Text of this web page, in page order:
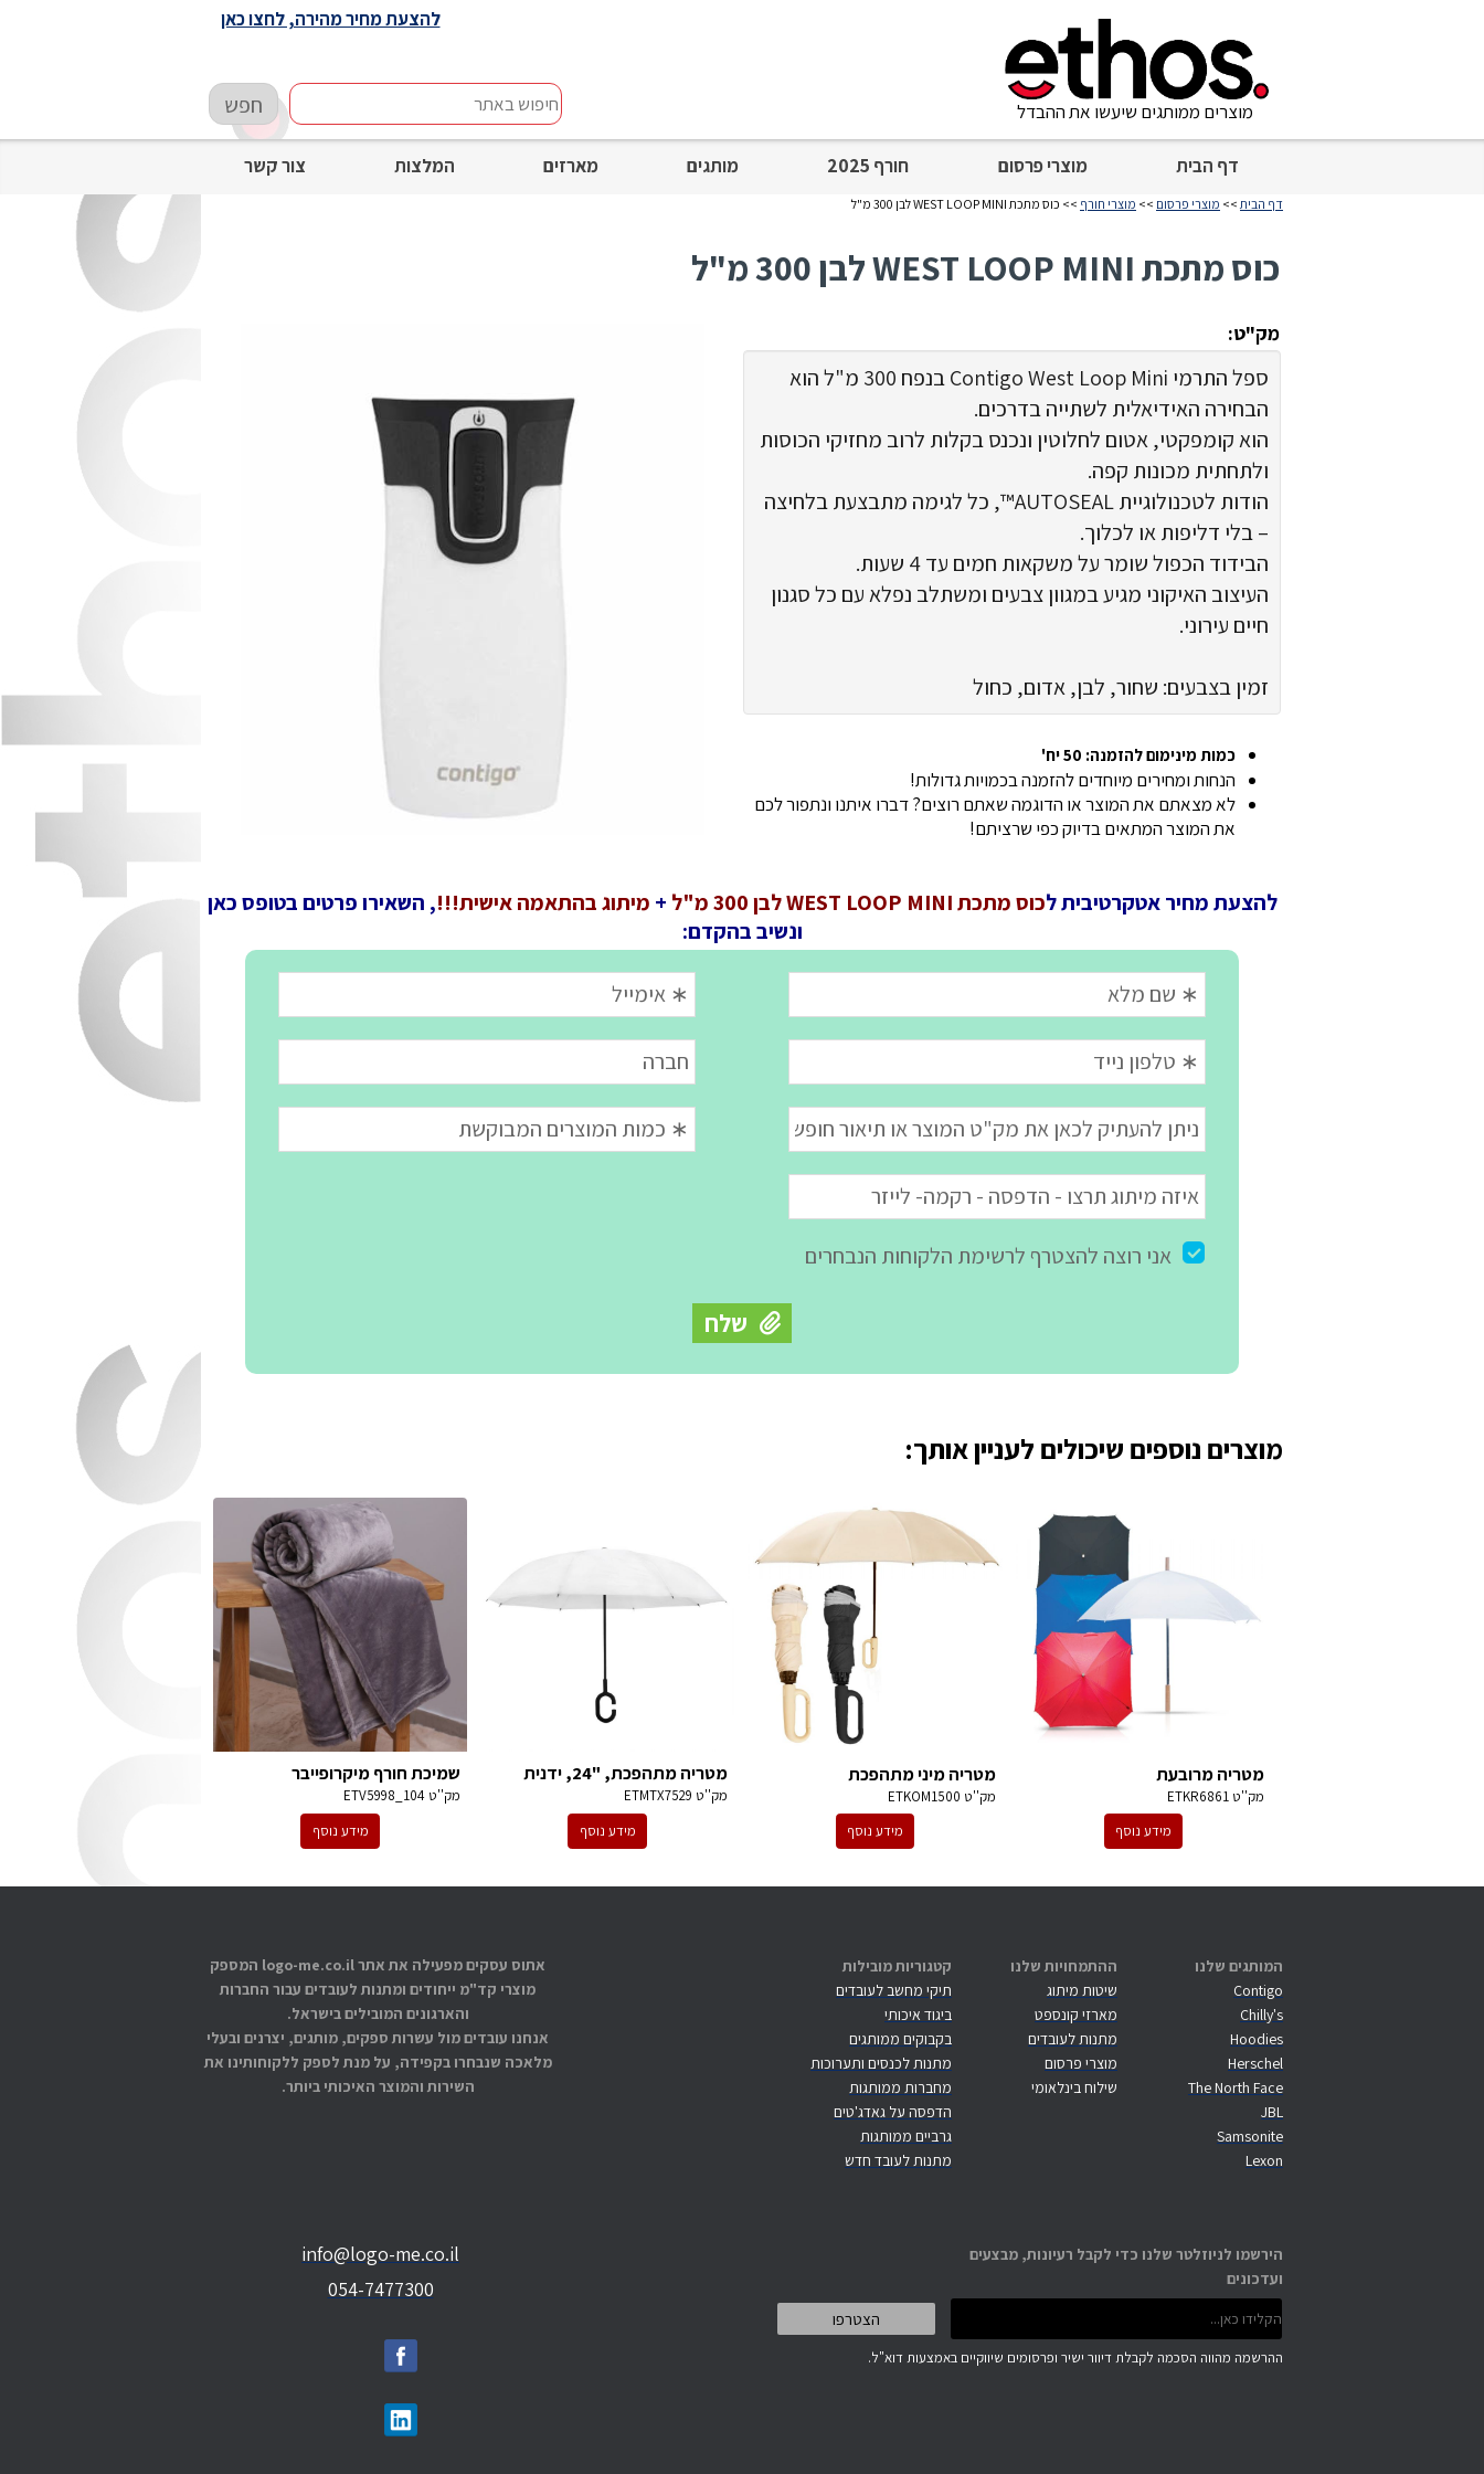
דף הבית מוצרי פרסום חורף 2025 מותגים מארזים המלצות צור קשר
חיפוש
באתר
חפש מוצרים ממותגים שיעשו את ההבדל
להצעת מחיר מהירה, לחצו כאן
דף הבית >> מוצרי פרסום >> מוצרי חורף >> כוס מתכת WEST LOOP MINI לבן 300 מ"ל
כוס מתכת WEST LOOP MINI לבן 300 מ"ל
מק"ט:
ספל התרמי Contigo West Loop Mini בנפח 300 מ"ל הוא
הבחירה האידיאלית לשתייה בדרכים.
הוא קומפקטי, אטום לחלוטין ונכנס בקלות לרוב מחזיקי הכוסות
ולתחתית מכונות קפה.
הודות לטכנולוגיית AUTOSEAL™, כל לגימה מתבצעת בלחיצה
– בלי דליפות או לכלוך.
הבידוד הכפול שומר על משקאות חמים עד 4 שעות.
העיצוב האיקוני מגיע במגוון צבעים ומשתלב נפלא עם כל סגנון
חיים עירוני.
זמין בצבעים: שחור, לבן, אדום, כחול
כמות מינימום להזמנה: 50 יח'
הנחות ומחירים מיוחדים להזמנה בכמויות גדולות!
לא מצאתם את המוצר או הדוגמה שאתם רוצים? דברו איתנו ונתפור לכם
את המוצר המתאים בדיוק כפי שרציתם!
להצעת מחיר אטקרטיבית לכוס מתכת WEST LOOP MINI לבן 300 מ"ל + מיתוג בהתאמה אישית!!!, השאירו פרטים בטופס כאן
ונשיב בהקדם:
מוצרים נוספים שיכולים לעניין אותך:
מטריה מרובעת
מק''טETKR6861
מידע נוסף
מטריה מיני מתהפכת
מק''ט ETKOM1500
מידע נוסף
מטריה מתהפכת, "24, ידנית
מק''ט ETMTX7529
מידע נוסף
שמיכת חורף מיקרופייבר
מק''טETV5998_104
מידע נוסף
המותגים שלנו
Contigo
Chilly's
Hoodies
Herschel
The North Face
JBL
Samsonite
Lexon
ההתמחויות שלנו
שיטות מיתוג
מארזי קונספט
מתנות לעובדים
מוצרי פרסום
שילוח בינלאומי
קטגוריות מובילות
תיקי מחשב לעובדים
ביגוד איכותי
בקבוקים ממותגים
מתנות לכנסים ותערוכות
מחברות ממותגות
הדפסה על גאדג'טים
גרביים ממותגות
מתנות לעובד חדש
אתוס עסקים מפעילה את אתר logo-me.co.il המספק
מוצרי קד"מ ייחודים ומתנות לעובדים עבור החברות
והארגונים המובילים בישראל.
אנחנו עובדים מול עשרות ספקים, מותגים, יצרנים ובעלי
מלאכה שנבחרו בקפידה, על מנת לספק ללקוחותינו את
השירות והמוצר האיכותי ביותר.
הירשמו לניוזלטר שלנו כדי לקבל רעיונות, מבצעים
ועדכונים
info@logo-me.co.il
054-7477300
ההרשמה מהווה הסכמה לקבלת דיוור ישיר ופרסומים שיווקיים באמצעות דוא"ל.